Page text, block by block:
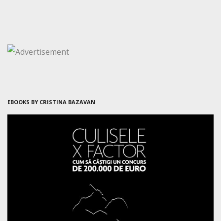
EBOOKS BY CRISTINA BAZAVAN